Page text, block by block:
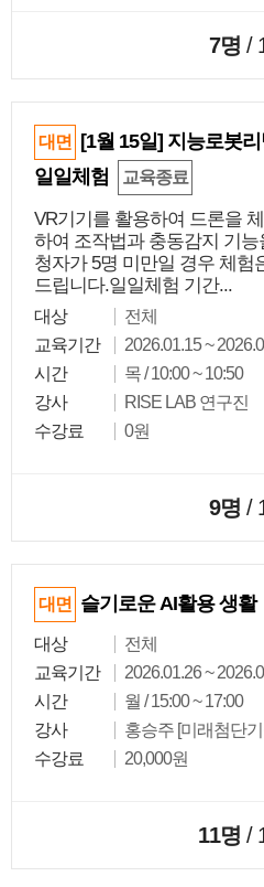
7명 /
대면
[1월 15일] 지능로봇
일일체험
교육종료
VR기기를 활용하여 드론을
하여 조작법과 충동감지 기
청자가 5명 미만일 경우 체험
드립니다.일일체험 기간...
대상
전체
교육기간
2026.01.15 ~
시간
목 / 10:00 ~ 10:50
강사
RISE LAB 연구진
수강료
0원
9명 /
대면 슬기로운 AI활용 생활
대상
전체
교육기간
2026.01.26 ~
시간
월 / 15:00 ~ 17:00
강사
홍승주 [미래첨단
수강료
20,000원
11명 /